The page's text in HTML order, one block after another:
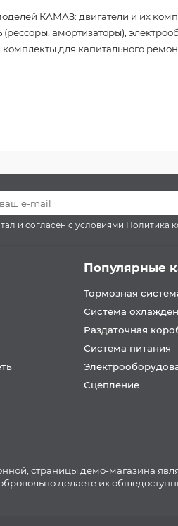
КАМАЗ: двигатели и их
амортизаторы),
для капитального
и согласен с условиями Политика
Популярные
Тормозная
Система
Раздаточная
Система питания
Сцепление
страницы демо-магазина
делаете их